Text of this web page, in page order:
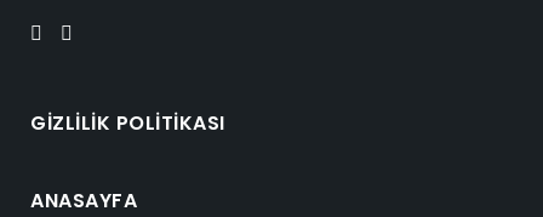
GIZLILIK POLITIKASI
ANASAYFA